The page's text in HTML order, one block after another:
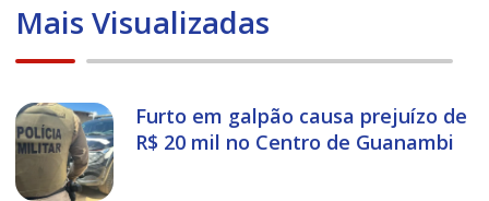
Mais Visualizadas
Furto em galpão causa prejuízo de
R$ 20 mil no Centro de Guanambi